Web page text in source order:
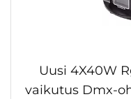
Uusi 4X40W
vaikutus Dmx-